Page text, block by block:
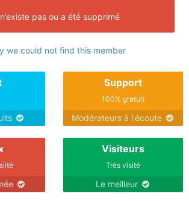
pas ou a été supprimé
we could not find this member
Support
100% gratuit
Modérateurs à l'écoute
Visiteurs
Très visité
Le meilleur